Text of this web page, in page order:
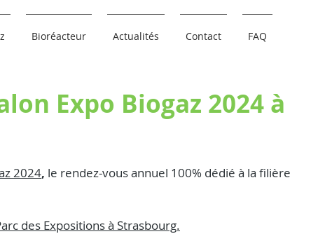
Bioréacteur Actualités Contact FAQ
Expo Biogaz 2024 à
2024, le rendez-vous annuel 100% dédié à la filière
des Expositions à Strasbourg.